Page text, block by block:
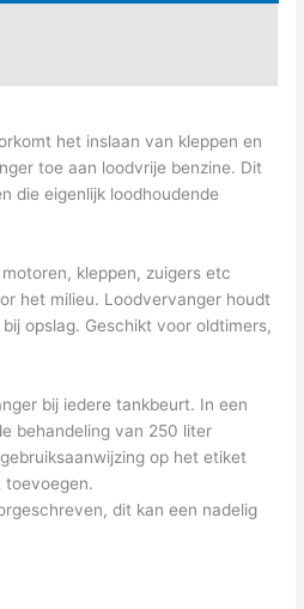
het inslaan van kleppen en
toe aan loodvrije benzine. Dit
die eigenlijk loodhoudende
kleppen, zuigers etc
het milieu. Loodvervanger houdt
opslag. Geschikt voor oldtimers,
bij iedere tankbeurt. In een
behandeling van 250 liter
op het etiket
dit kan een nadelig